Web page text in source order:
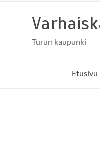
Turun kaupunki
Etusivu